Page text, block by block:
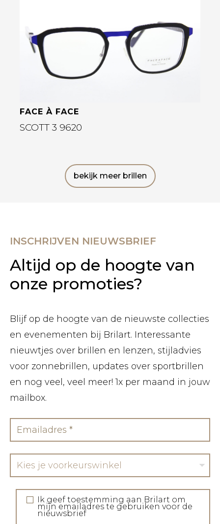
FACE À FACE
SCOTT 3 9620
bekijk meer brillen
INSCHRIJVEN NIEUWSBRIEF
Altijd op de hoogte van
onze promoties?
Blijf op de hoogte van de nieuwste collecties
en evenementen bij Brilart. Interessante
nieuwtjes over brillen en lenzen, stijladvies
voor zonnebrillen, updates over sportbrillen
en nog veel, veel meer! 1x per maand in jouw
mailbox.
Kies je voorkeurswinkel
Ik geef toestemming aan Brilart om
mijn emailadres te gebruiken voor de
nieuwsbrief